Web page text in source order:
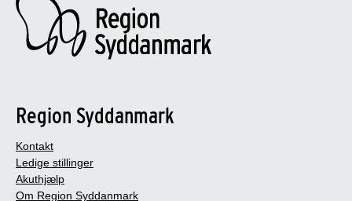
Region Syddanmark
Kontakt
Ledige stillinger
Akuthjælp
Om Region Syddanmark